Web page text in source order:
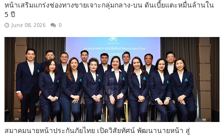
หน้าเสริมแกร่งช่องทางขายเจาะกลุ่มกลาง-บน ดันเบี้ยแตะหมื่นล้านใน
5 ปี
June 08, 2026 0
สมาคมนายหน้าประกันภัยไทย เปิดวิสัยทัศน์ พัฒนานายหน้า สู่